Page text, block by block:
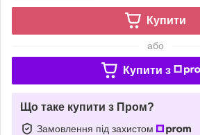
Купити
або
Купити з
Що таке купити з Пром?
Замовлення під захистом